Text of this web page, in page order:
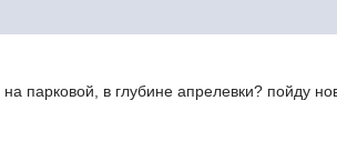
парковой, в глубине апрелевки? пойду